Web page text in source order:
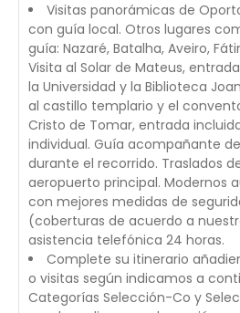
Visitas panorámicas de
con guía local. Otros lugares
guía: Nazaré, Batalha, Aveiro,
Visita al Solar de Mateus,
la Universidad y la Biblioteca
al castillo templario y el
Cristo de Tomar, entrada
individual. Guía acompañante
durante el recorrido. Traslados
aeropuerto principal. Modernos
con mejores medidas de
(coberturas de acuerdo a
asistencia telefónica 24 horas.
Complete su itinerario
o visitas según indicamos a
Categorías Selección-Co y